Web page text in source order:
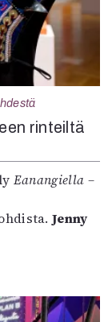
rinteiltä
Eanangiella –
Jenny